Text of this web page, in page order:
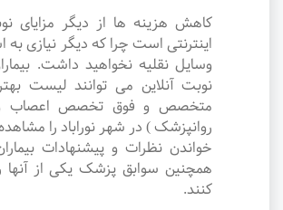
کاهش هزینه ها از دیگر مزایای
اینترنتی است چرا که دیگر نیازی به
وسایل نقلیه نخواهید داشت.
نوبت آنلاین می توانند لیست
متخصص و فوق تخصص اعصاب
روانپزشک ) در شهر نوراباد را
خواندن نظرات و پیشنهادات
همچنین سوابق پزشک یکی از آنها
کنند.